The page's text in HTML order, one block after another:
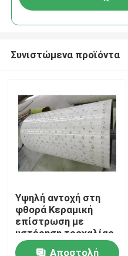
Προϊόντα
Βίντεο
Συνιστώμενα προϊόντα
Υψηλή αντοχή στη
φθορά Κεραμική
επίστρωση με
υστέρηση τροχαλίας
απευθείας σύνδεσης
Αποστολή